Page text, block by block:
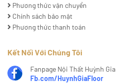
Phương thức vận chuyển
Chính sách bảo mật
Phương thức thanh toán
Kết Nối Với Chúng Tôi
Fanpage Nội Thất Huỳnh Gia
Fb.com/HuynhGiaFloor